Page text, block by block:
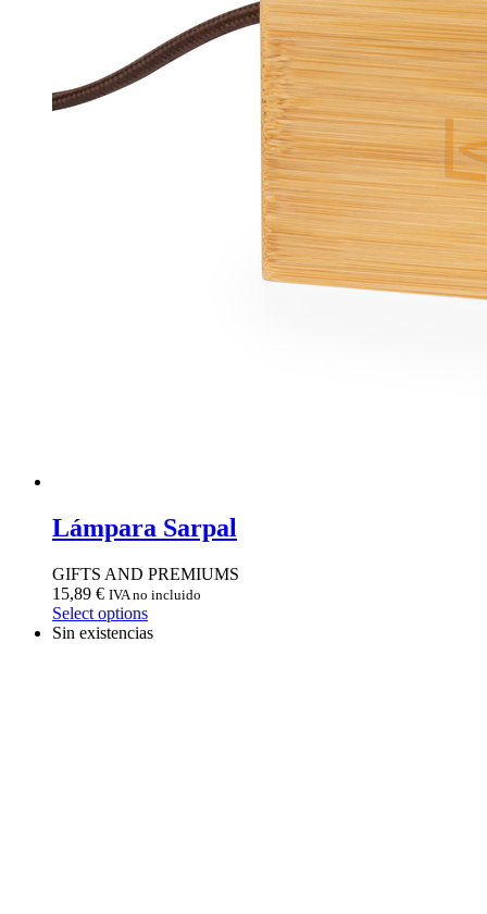
Lámpara Sarpal
GIFTS AND PREMIUMS
15,89 € IVA no incluido
Select options
Sin existencias